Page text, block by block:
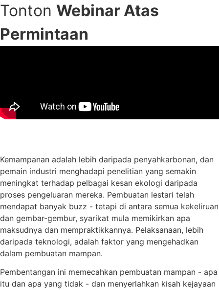
Tonton Webinar Atas
Permintaan
Kemampanan adalah lebih daripada penyahkarbonan, dan
pemain industri menghadapi penelitian yang semakin
meningkat terhadap pelbagai kesan ekologi daripada
proses pengeluaran mereka. Pembuatan lestari telah
mendapat banyak buzz - tetapi di antara semua kekeliruan
dan gembar-gembur, syarikat mula memikirkan apa
maksudnya dan mempraktikkannya. Pelaksanaan, lebih
daripada teknologi, adalah faktor yang mengehadkan
dalam pembuatan mampan.
Pembentangan ini memecahkan pembuatan mampan - apa
itu dan apa yang tidak - dan menyerlahkan kisah kejayaan